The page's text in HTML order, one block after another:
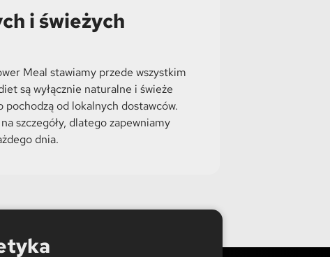
i świeżych
Meal stawiamy przede wszystkim
są wyłącznie naturalne i świeże
od lokalnych dostawców.
szczegóły, dlatego zapewniamy
dnia.